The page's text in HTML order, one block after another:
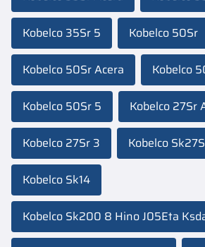
Kobelco 35Sr 5 Kobelco 50Sr
Kobelco 50Sr Acera Kobelco
Kobelco 50Sr 5 Kobelco 27Sr
Kobelco 27Sr 3 Kobelco
Kobelco Sk14
Kobelco Sk200 8 Hino J05Eta